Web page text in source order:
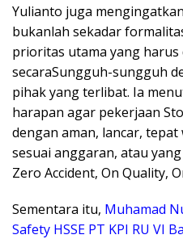
Yulianto juga
bukanlah sekadar
prioritas utama yang
secaraSungguh-sungguh
pihak yang terlibat. Ia
harapan agar pekerjaan
dengan aman, lancar,
sesuai anggaran, atau
Zero Accident, On Quality,
Sementara itu, Muhamad
Safety HSSE PT KPI RU VI